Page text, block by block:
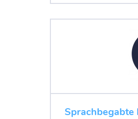
Sprachbegabte